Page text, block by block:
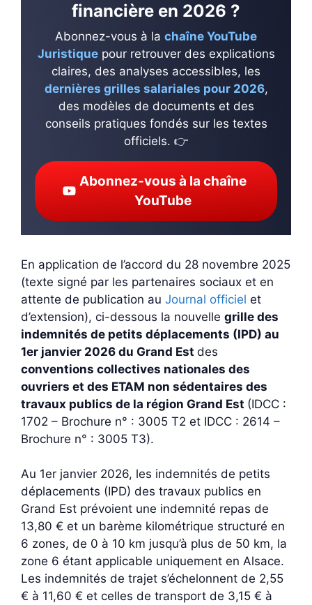
financière en 2026 ?
Abonnez-vous à la chaîne YouTube
Juristiquepour retrouver des explications
claires, des analyses accessibles, les
dernières grilles salariales pour 2026,
des modèles de documents et des
conseils pratiques fondés sur les textes
officiels. 👉
Abonnez-vous à la chaîne
YouTube
En application de l’accord du 28 novembre 2025
(texte signé par les partenaires sociaux et en
attente de publication au Journal officiel et
d’extension), ci-dessous la nouvelle grille des
indemnités de petits déplacements (IPD) au
1er janvier 2026 du Grand Est des
conventions collectives nationales des
ouvriers et des ETAM non sédentaires des
travaux publics de la région Grand Est (IDCC :
1702 – Brochure n° : 3005 T2 et IDCC : 2614 –
Brochure n° : 3005 T3).
Au 1er janvier 2026, les indemnités de petits
déplacements (IPD) des travaux publics en
Grand Est prévoient une indemnité repas de
13,80 € et un barème kilométrique structuré en
6 zones, de 0 à 10 km jusqu’à plus de 50 km, la
zone 6 étant applicable uniquement en Alsace.
Les indemnités de trajet s’échelonnent de 2,55
€ à 11,60 € et celles de transport de 3,15 € à